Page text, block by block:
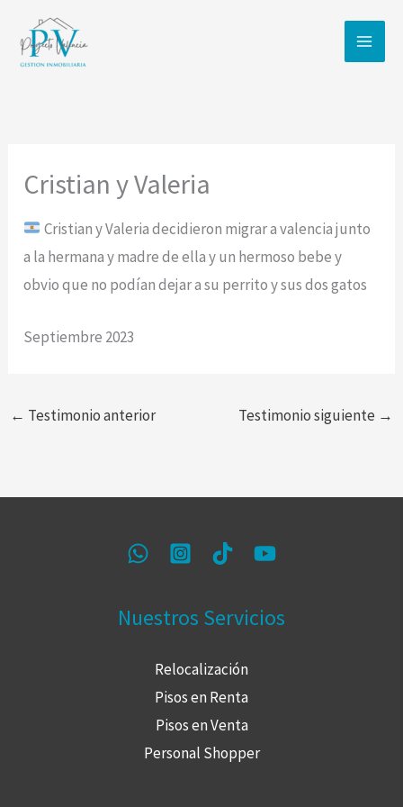
contenido
Cristian y Valeria
Cristian y Valeria decidieron migrar a valencia junto
a la hermana y madre de ella y un hermoso bebe y
obvio que no podían dejar a su perrito y sus dos gatos
Septiembre 2023
← Testimonio anterior Testimonio siguiente →
Nuestros Servicios
Relocalización
Pisos en Renta
Pisos en Venta
Personal Shopper